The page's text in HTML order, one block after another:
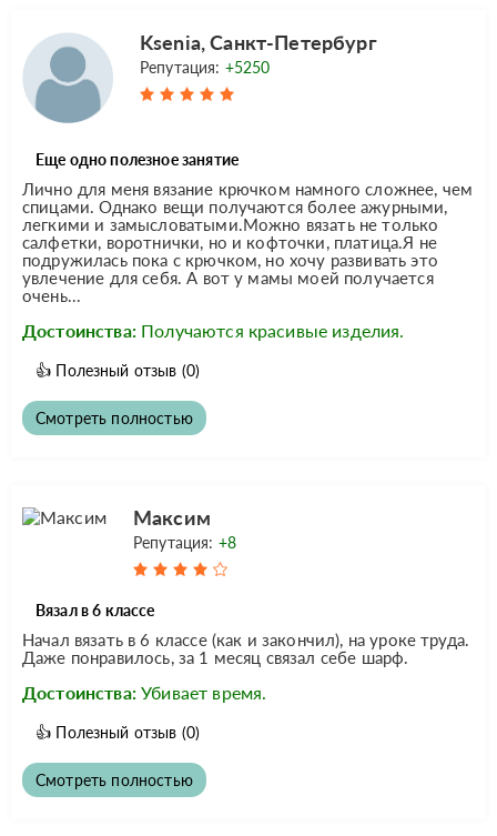
Ksenia, Санкт-Петербург
Репутация: +5250
Еще одно полезное занятие
Лично для меня вязание крючком намного сложнее, чем
спицами. Однако вещи получаются более ажурными,
легкими и замысловатыми.Можно вязать не только
салфетки, воротнички, но и кофточки, платица.Я не
подружилась пока с крючком, но хочу развивать это
увлечение для себя. А вот у мамы моей получается
очень...
Достоинства: Получаются красивые изделия.
👍 Полезный отзыв (0)
Смотреть полностью
Максим
Репутация: +8
Вязал в 6 классе
Начал вязать в 6 классе (как и закончил), на уроке труда.
Даже понравилось, за 1 месяц связал себе шарф.
Достоинства: Убивает время.
👍 Полезный отзыв (0)
Смотреть полностью